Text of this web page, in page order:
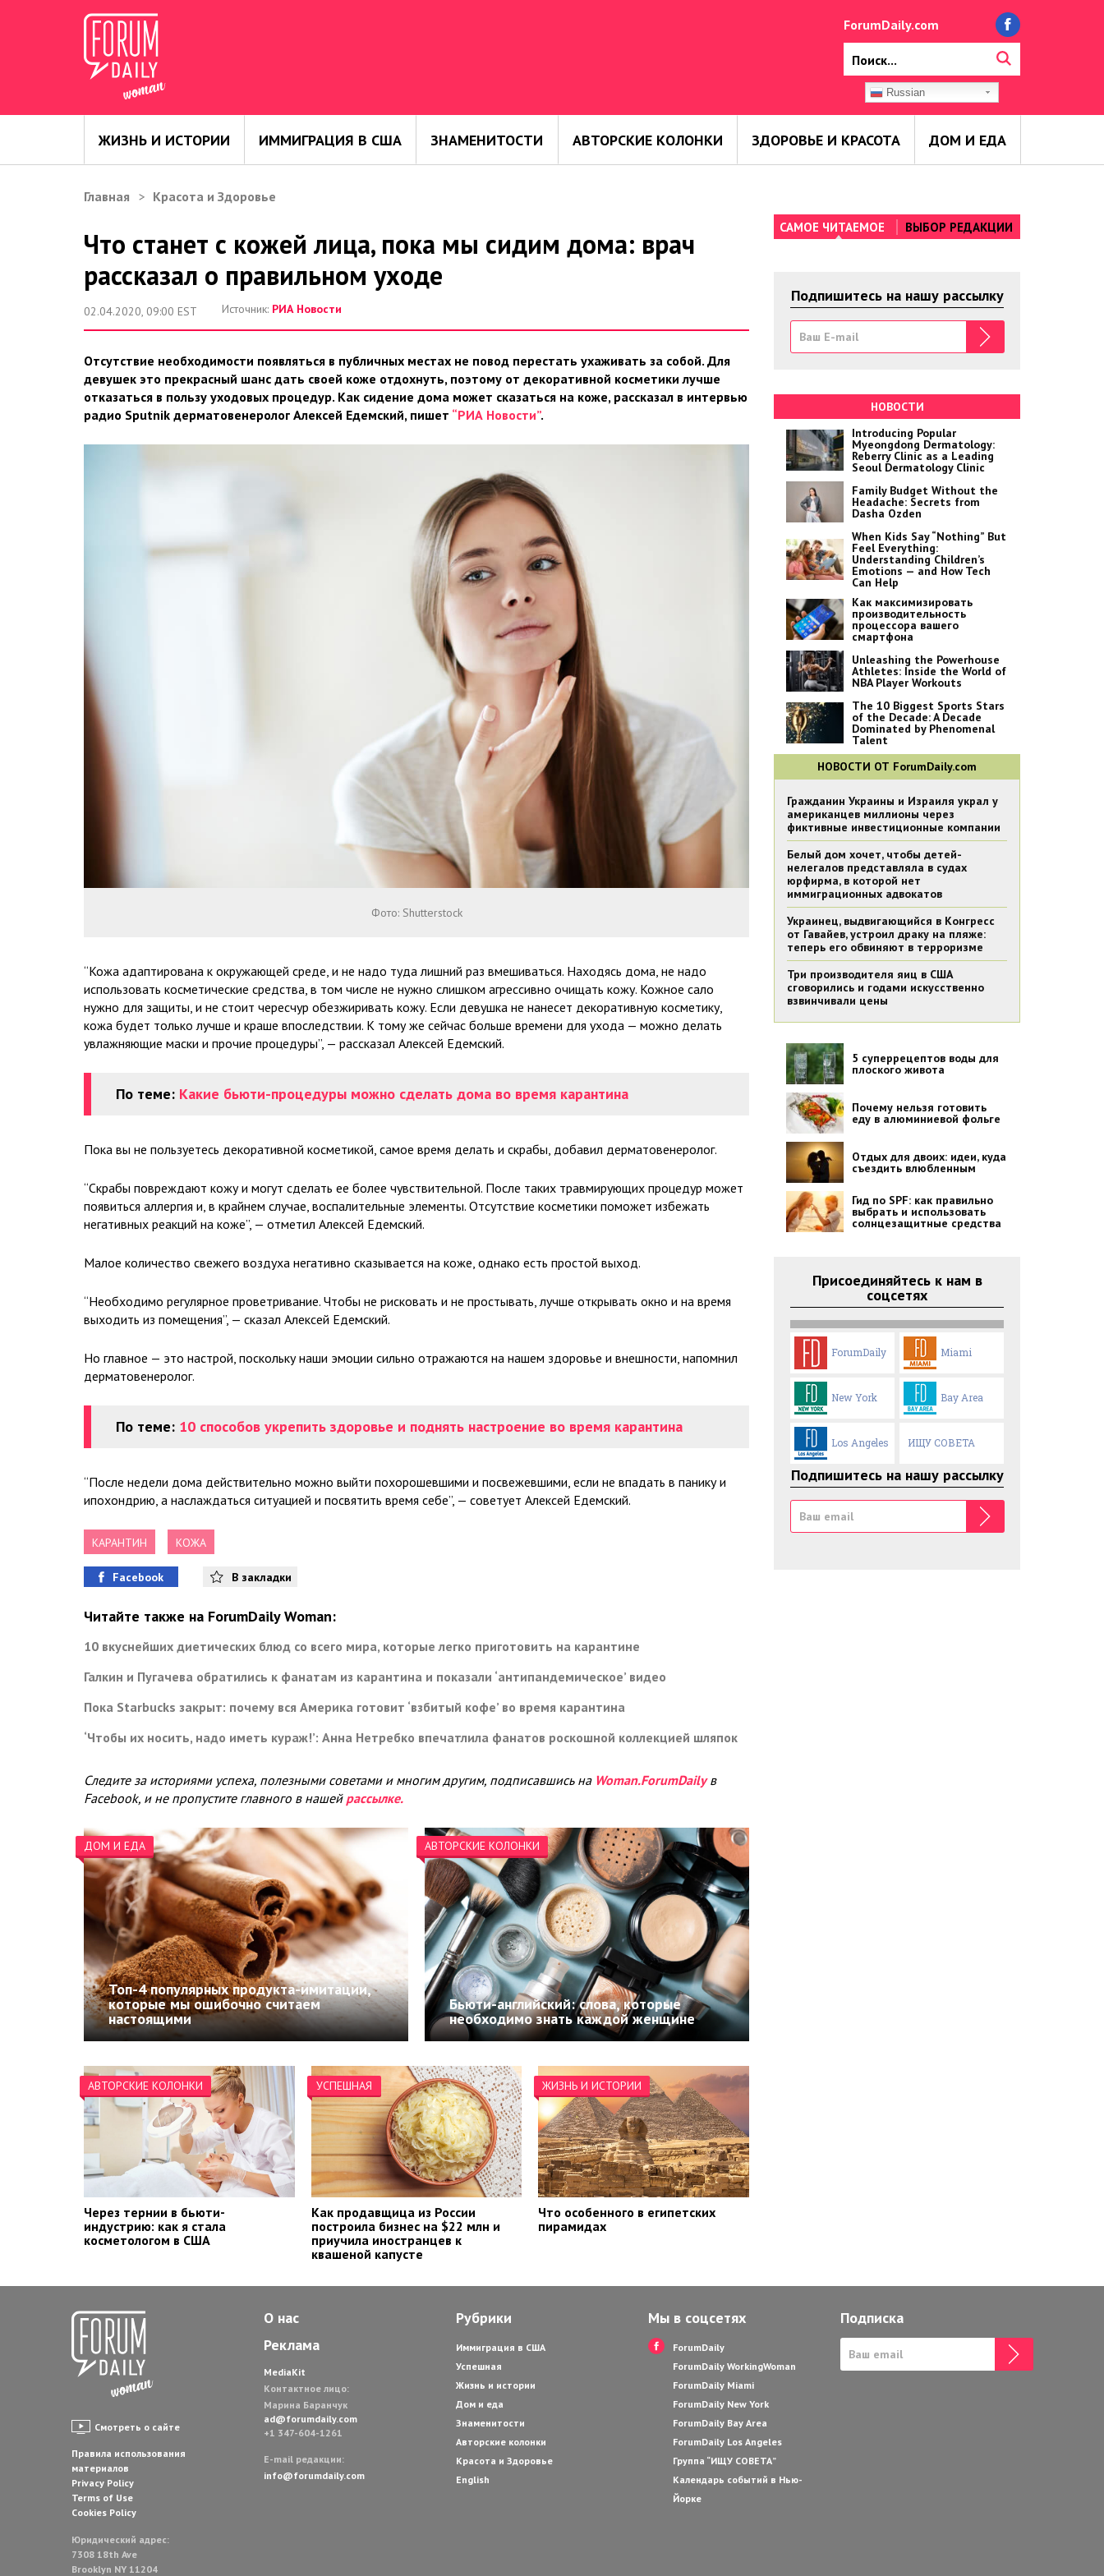
ForumDaily.com
Russian
ЖИЗНЬ И ИСТОРИИ ИММИГРАЦИЯ В США ЗНАМЕНИТОСТИ АВТОРСКИЕ КОЛОНКИ ЗДОРОВЬЕ И КРАСОТА ДОМ И ЕДА
Главная Красота и Здоровье
Что станет с кожей лица, пока мы сидим дома: врач
рассказал о правильном уходе
02.04.2020, 09:00 EST Источник: РИА Новости
Отсутствие необходимости появляться в публичных местах не повод перестать ухаживать за собой. Для
девушек это прекрасный шанс дать своей коже отдохнуть, поэтому от декоративной косметики лучше
отказаться в пользу уходовых процедур. Как сидение дома может сказаться на коже, рассказал в интервью
радио Sputnik дерматовенеролог Алексей Едемский, пишет “РИА Новости”.
Фото: Shutterstock
“Кожа адаптирована к окружающей среде, и не надо туда лишний раз вмешиваться. Находясь дома, не надо
использовать косметические средства, в том числе не нужно слишком агрессивно очищать кожу. Кожное сало
нужно для защиты, и не стоит чересчур обезжиривать кожу. Если девушка не нанесет декоративную косметику,
кожа будет только лучше и краше впоследствии. К тому же сейчас больше времени для ухода — можно делать
увлажняющие маски и прочие процедуры”, — рассказал Алексей Едемский.
По теме: Какие бьюти-процедуры можно сделать дома во время карантина
Пока вы не пользуетесь декоративной косметикой, самое время делать и скрабы, добавил дерматовенеролог.
“Скрабы повреждают кожу и могут сделать ее более чувствительной. После таких травмирующих процедур может
появиться аллергия и, в крайнем случае, воспалительные элементы. Отсутствие косметики поможет избежать
негативных реакций на коже”, — отметил Алексей Едемский.
Малое количество свежего воздуха негативно сказывается на коже, однако есть простой выход.
“Необходимо регулярное проветривание. Чтобы не рисковать и не простывать, лучше открывать окно и на время
выходить из помещения”, — сказал Алексей Едемский.
Но главное — это настрой, поскольку наши эмоции сильно отражаются на нашем здоровье и внешности, напомнил
дерматовенеролог.
По теме: 10 способов укрепить здоровье и поднять настроение во время карантина
“После недели дома действительно можно выйти похорошевшими и посвежевшими, если не впадать в панику и
ипохондрию, а наслаждаться ситуацией и посвятить время себе”, — советует Алексей Едемский.
КАРАНТИН КОЖА
Facebook В закладки
Читайте также на ForumDaily Woman:
10 вкуснейших диетических блюд со всего мира, которые легко приготовить на карантине
Галкин и Пугачева обратились к фанатам из карантина и показали ‘антипандемическое’ видео
Пока Starbucks закрыт: почему вся Америка готовит ‘взбитый кофе’ во время карантина
‘Чтобы их носить, надо иметь кураж!’: Анна Нетребко впечатлила фанатов роскошной коллекцией шляпок
Следите за историями успеха, полезными советами и многим другим, подписавшись на Woman.ForumDailyв
Facebook, и не пропустите главного в нашей рассылке.
ДОМ И ЕДА
Топ-4 популярных продукта-имитации,
которые мы ошибочно считаем
настоящими
АВТОРСКИЕ КОЛОНКИ
Бьюти-английский: слова, которые
необходимо знать каждой женщине
АВТОРСКИЕ КОЛОНКИ
Через тернии в бьюти-
индустрию: как я стала
косметологом в США
УСПЕШНАЯ
Как продавщица из России
построила бизнес на $22 млн и
приучила иностранцев к
квашеной капусте
ЖИЗНЬ И ИСТОРИИ
Что особенного в египетских
пирамидах
САМОЕ ЧИТАЕМОЕ ВЫБОР РЕДАКЦИИ
Подпишитесь на нашу рассылку
НОВОСТИ
Introducing Popular
Myeongdong Dermatology:
Reberry Clinic as a Leading
Seoul Dermatology Clinic
Family Budget Without the
Headache: Secrets from
Dasha Ozden
When Kids Say “Nothing” But
Feel Everything:
Understanding Children’s
Emotions — and How Tech
Can Help
Как максимизировать
производительность
процессора вашего
смартфона
Unleashing the Powerhouse
Athletes: Inside the World of
NBA Player Workouts
The 10 Biggest Sports Stars
of the Decade: A Decade
Dominated by Phenomenal
Talent
НОВОСТИ ОТ ForumDaily.com
Гражданин Украины и Израиля украл у
американцев миллионы через
фиктивные инвестиционные компании
Белый дом хочет, чтобы детей-
нелегалов представляла в судах
юрфирма, в которой нет
иммиграционных адвокатов
Украинец, выдвигающийся в Конгресс
от Гавайев, устроил драку на пляже:
теперь его обвиняют в терроризме
Три производителя яиц в США
сговорились и годами искусственно
взвинчивали цены
5 суперрецептов воды для
плоского живота
Почему нельзя готовить
еду в алюминиевой фольге
Отдых для двоих: идеи, куда
съездить влюбленным
Гид по SPF: как правильно
выбрать и использовать
солнцезащитные средства
Присоединяйтесь к нам в
соцсетях
ForumDaily Miami
New York Bay Area
Los Angeles ИЩУ СОВЕТА
Подпишитесь на нашу рассылку
Смотреть о сайте
Правила использования
материалов
Privacy Policy
Terms of Use
Cookies Policy
Юридический адрес:
7308 18th Ave
Brooklyn NY 11204
О нас
Реклама
MediaKit
Контактное лицо:
Марина Баранчук
ad@forumdaily.com
+1 347-604-1261
E-mail редакции:
info@forumdaily.com
Рубрики
Иммиграция в США
Успешная
Жизнь и истории
Дом и еда
Знаменитости
Авторские колонки
Красота и Здоровье
English
Мы в соцсетях
ForumDaily
ForumDaily WorkingWoman
ForumDaily Miami
ForumDaily New York
ForumDaily Bay Area
ForumDaily Los Angeles
Группа “ИЩУ СОВЕТА”
Календарь событий в Нью-
Йорке
Подписка